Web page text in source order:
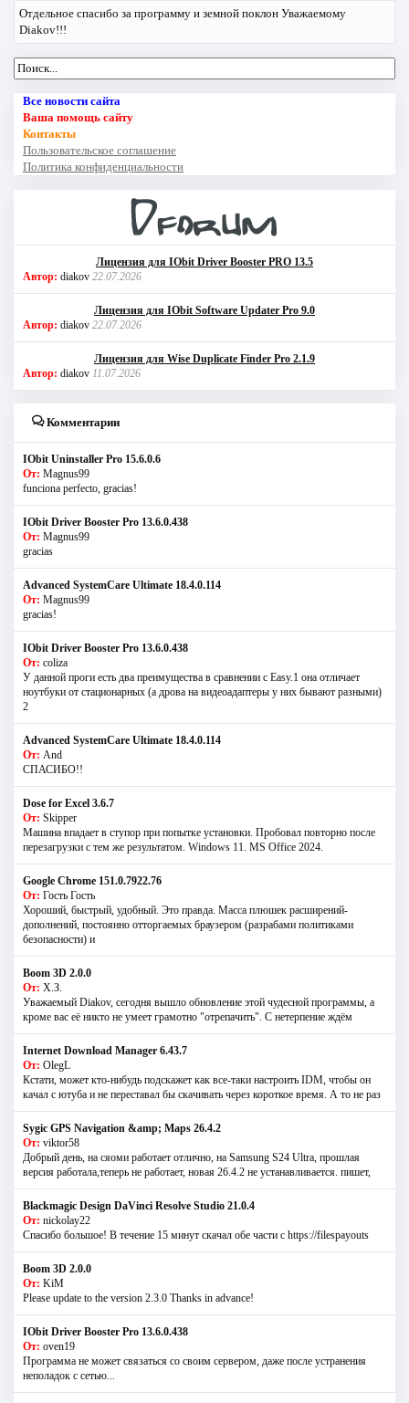
Отдельное спасибо за программу и земной поклон Уважаемому
Diakov!!!
Все новости сайта
Ваша помощь сайту
Контакты
Пользовательское соглашение
Политика конфиденциальности
Лицензия для IObit Driver Booster PRO 13.5
Автор: diakov 22.07.2026
Лицензия для IObit Software Updater Pro 9.0
Автор: diakov 22.07.2026
Лицензия для Wise Duplicate Finder Pro 2.1.9
Автор: diakov 11.07.2026
Комментарии
IObit Uninstaller Pro 15.6.0.6
От: Magnus99
funciona perfecto, gracias!
IObit Driver Booster Pro 13.6.0.438
От: Magnus99
gracias
Advanced SystemCare Ultimate 18.4.0.114
От: Magnus99
gracias!
IObit Driver Booster Pro 13.6.0.438
От: coliza
У данной проги есть два преимущества в сравнении с Easy.1 она отличает
ноутбуки от стационарных (а дрова на видеоадаптеры у них бывают разными)
2
Advanced SystemCare Ultimate 18.4.0.114
От: And
СПАСИБО!!
Dose for Excel 3.6.7
От: Skipper
Машина впадает в ступор при попытке установки. Пробовал повторно после
перезагрузки с тем же результатом. Windows 11. MS Offiсe 2024.
Google Chrome 151.0.7922.76
От: Гость Гость
Хороший, быстрый, удобный. Это правда. Масса плюшек расширений-
дополнений, постоянно отторгаемых браузером (разрабами политиками
безопасности) и
Boom 3D 2.0.0
От: Х.З.
Уважаемый Diakov, сегодня вышло обновление этой чудесной программы, а
кроме вас её никто не умеет грамотно "отрепачить". С нетерпение ждём
Internet Download Manager 6.43.7
От: OlegL
Кстати, может кто-нибудь подскажет как все-таки настроить IDM, чтобы он
качал с ютуба и не переставал бы скачивать через короткое время. А то не раз
Sygic GPS Navigation &amp; Maps 26.4.2
От: viktor58
Добрый день, на сяоми работает отлично, на Samsung S24 Ultra, прошлая
версия работала,теперь не работает, новая 26.4.2 не устанавливается. пишет,
Blackmagic Design DaVinci Resolve Studio 21.0.4
От: nickolay22
Спасибо большое! В течение 15 минут скачал обе части с https://filespayouts
Boom 3D 2.0.0
От: KiM
Please update to the version 2.3.0 Thanks in advance!
IObit Driver Booster Pro 13.6.0.438
От: oven19
Программа не может связаться со своим сервером, даже после устранения
неполадок с сетью...